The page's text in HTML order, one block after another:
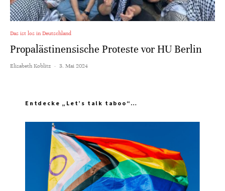
Das ist los in Deutschland
Propalästinensische Proteste vor HU Berlin
Elisabeth Koblitz · 3. Mai 2024
Entdecke „Let’s talk taboo“…